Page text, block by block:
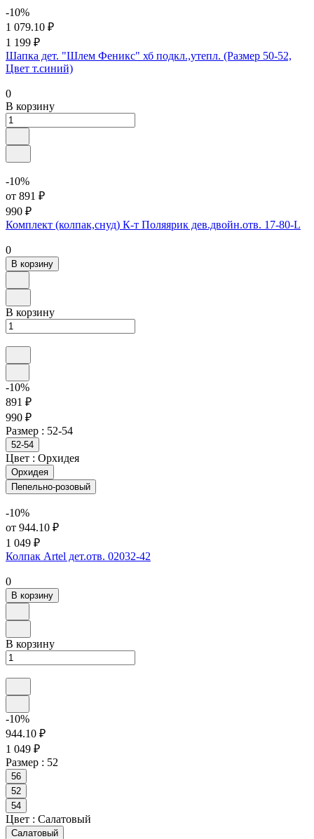
-10%
1 079.10 ₽
1 199 ₽
Шапка дет. "Шлем Феникс" хб подкл.,утепл. (Размер 50-52,
Цвет т.синий)
0
В корзину
-10%
от 891 ₽
990 ₽
Комплект (колпак,снуд) К-т Поляярик дев.двойн.отв. 17-80-L
0
В корзину
В корзину
-10%
891 ₽
990 ₽
Размер : 52-54
52-54
Цвет : Орхидея
Орхидея
Пепельно-розовый
-10%
от 944.10 ₽
1 049 ₽
Колпак Artel дет.отв. 02032-42
0
В корзину
В корзину
-10%
944.10 ₽
1 049 ₽
Размер : 52
56
52
54
Цвет : Салатовый
Салатовый